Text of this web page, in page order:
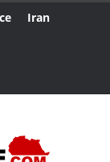
Iran